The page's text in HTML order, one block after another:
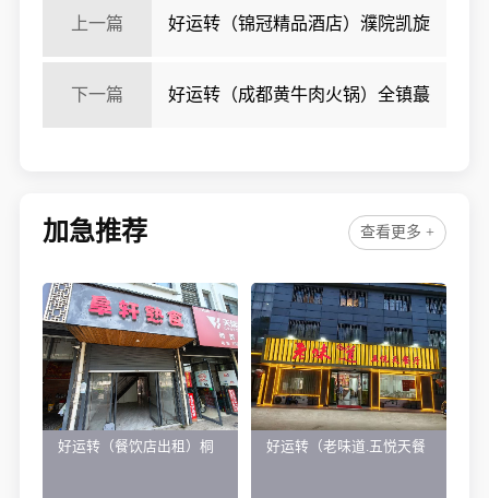
上一篇 好运转（锦冠精品酒店）濮院凯旋
路4500平酒店公寓转让
下一篇 好运转（成都黄牛肉火锅）全镇蕞
加急推荐 查看更多 +
好运转（餐饮店出租）桐 好运转（老味道.五悦天餐